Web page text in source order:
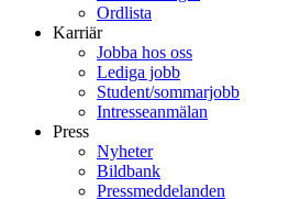
Ordlista
Karriär
Jobba hos oss
Lediga jobb
Student/sommarjobb
Intresseanmälan
Press
Nyheter
Bildbank
Pressmeddelanden